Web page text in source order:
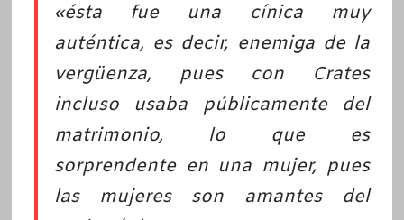
«ésta fue una cínica muy
auténtica, es decir, enemiga de la
vergüenza, pues con Crates
incluso usaba públicamente del
matrimonio, lo que es
sorprendente en una mujer, pues
las mujeres son amantes del